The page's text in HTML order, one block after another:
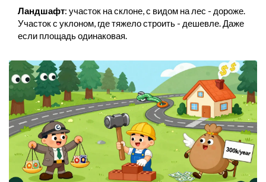
Ландшафт: участок на склоне, с видом на лес - дороже.
Участок с уклоном, где тяжело строить - дешевле. Даже
если площадь одинаковая.